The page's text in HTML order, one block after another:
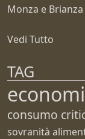
Monza e Brianza
Vedi Tutto
TAG
consumo
sovranità